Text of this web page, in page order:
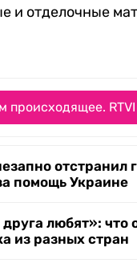
и отделочные
происходящее.
отстранил
помощь Украине
любят»: что
из разных стран